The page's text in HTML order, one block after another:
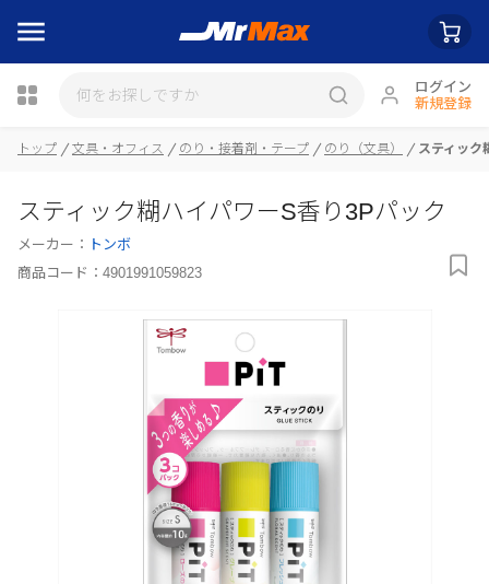
ログイン
新規登録
トップ 文具・オフィス のり・接着剤・テープ のり（文具） スティック
スティック糊ハイパワーS香り3Pパック
メーカー：
トンボ
商品コード： 4901991059823